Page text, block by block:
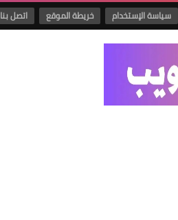
سياسة الإستخدام خريطة الموقع اتصل بنا